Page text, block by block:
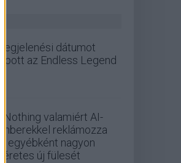
Megjelenési dátumot
kapott az Endless Legend
A Nothing valamiért AI-
emberekkel reklámozza
az egyébként nagyon
ígéretes új fülesét